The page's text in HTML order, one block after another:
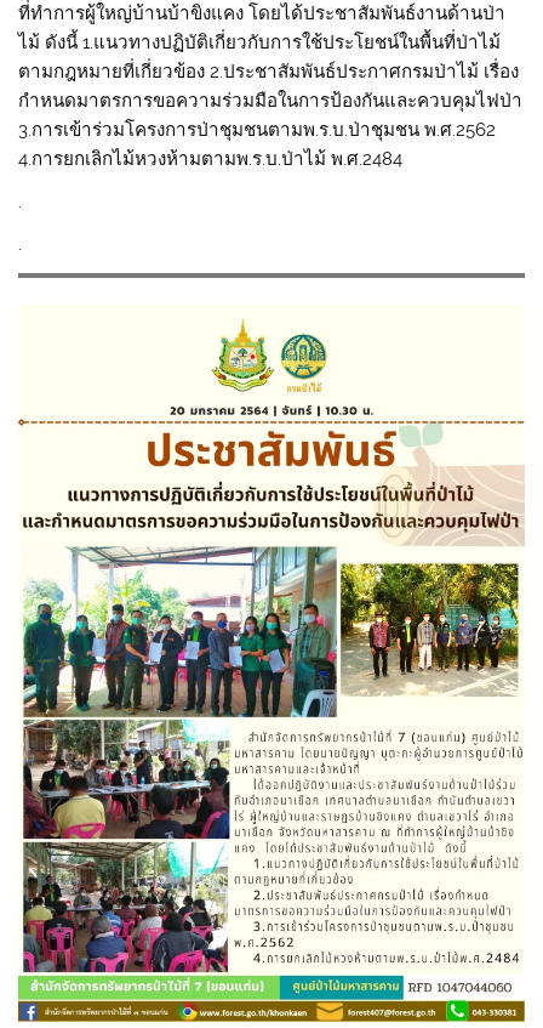
ที่ทำการผู้ใหญ่บ้านบ้าขิงแคง โดยได้ประชาสัมพันธ์งานด้านป่า
ไม้ ดังนี้ 1.แนวทางปฏิบัติเกี่ยวกับการใช้ประโยชน์ในพื้นที่ป่าไม้
ตามกฎหมายที่เกี่ยวข้อง 2.ประชาสัมพันธ์ประกาศกรมป่าไม้ เรื่อง
กำหนดมาตรการขอความร่วมมือในการป้องกันและควบคุมไฟป่า
3.การเข้าร่วมโครงการป่าชุมชนตามพ.ร.บ.ป่าชุมชน พ.ศ.2562
4.การยกเลิกไม้หวงห้ามตามพ.ร.บ.ป่าไม้ พ.ศ.2484
.
.